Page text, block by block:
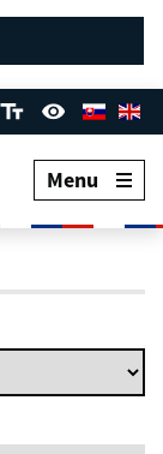
Menu